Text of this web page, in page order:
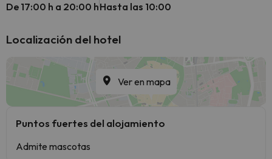
De 17:00 h a 20:00 hHasta las 10:00
Localización del hotel
Ver en mapa
Puntos fuertes del alojamiento
Admite mascotas